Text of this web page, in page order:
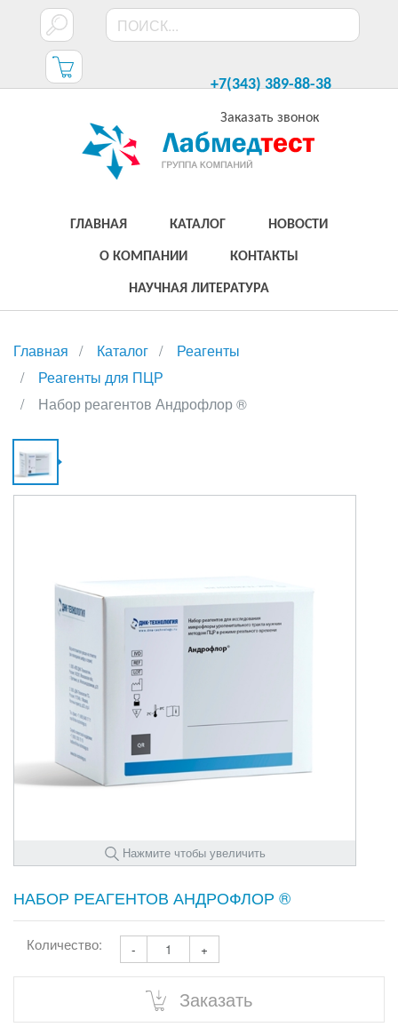
+7(343) 389-88-38
Заказать звонок
ГЛАВНАЯ КАТАЛОГ НОВОСТИ
О КОМПАНИИ КОНТАКТЫ
НАУЧНАЯ ЛИТЕРАТУРА
Главная Каталог
Реагенты
Реагенты для ПЦР
Набор реагентов Андрофлор ®
Нажмите чтобы увеличить
НАБОР РЕАГЕНТОВ АНДРОФЛОР ®
Количество: - +
Заказать